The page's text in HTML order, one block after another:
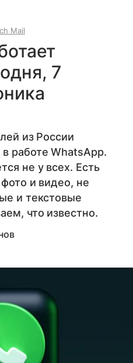
Mail
7
из России
работе WhatsApp.
не у всех. Есть
и видео, не
и текстовые
что известно.